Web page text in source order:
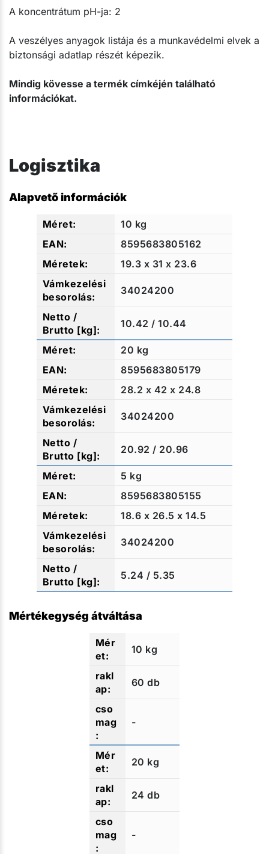
A koncentrátum pH-ja: 2
A veszélyes anyagok listája és a munkavédelmi elvek a
biztonsági adatlap részét képezik.
Mindig kövesse a termék címkéjén található
információkat.
Logisztika
Alapvető információk
10 kg
8595683805162
19.3 x 31 x 23.6
34024200
10.42 / 10.44
20 kg
8595683805179
28.2 x 42 x 24.8
34024200
20.92 / 20.96
5 kg
8595683805155
18.6 x 26.5 x 14.5
34024200
5.24 / 5.35
Mértékegység átváltása
10 kg
60 db
-
20 kg
24 db
-